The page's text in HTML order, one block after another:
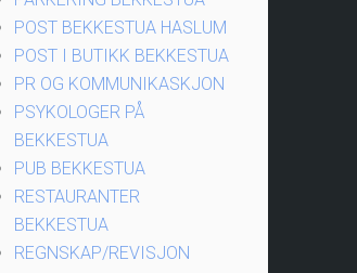
POST BEKKESTUA HASLUM
POST I BUTIKK BEKKESTUA
PR OG KOMMUNIKASKJON
PSYKOLOGER PÅ
BEKKESTUA
PUB BEKKESTUA
RESTAURANTER
BEKKESTUA
REGNSKAP/REVISJON